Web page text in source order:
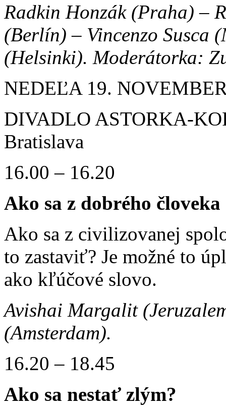
Radkin Honzák (Praha) –
(Berlín) – Vincenzo Susca
(Helsinki). Moderátorka:
NEDEĽA 19.
DIVADLO ASTORKA-
Bratislava
16.00 – 16.20
Ako sa z dobrého
Ako sa z civilizovanej
to zastaviť? Je možné to
ako kľúčové slovo.
Avishai Margalit
(Amsterdam).
16.20 – 18.45
Ako sa nestať zlým?